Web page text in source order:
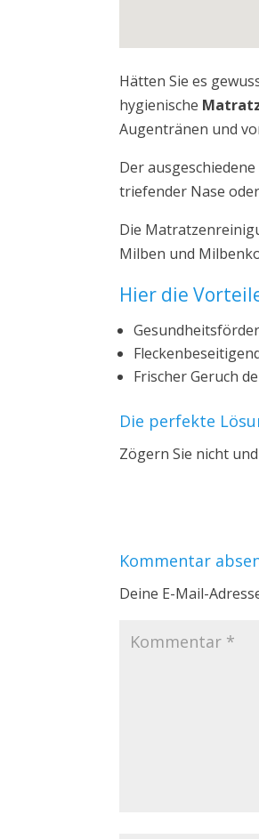
Hätten Sie es
hygienische
Augentränen und
Der
triefender Nase
Die
Milben und
Hier die
Frischer Geruch
Die perfekte
Zögern Sie nicht
Kommentar
Deine E-Mail-